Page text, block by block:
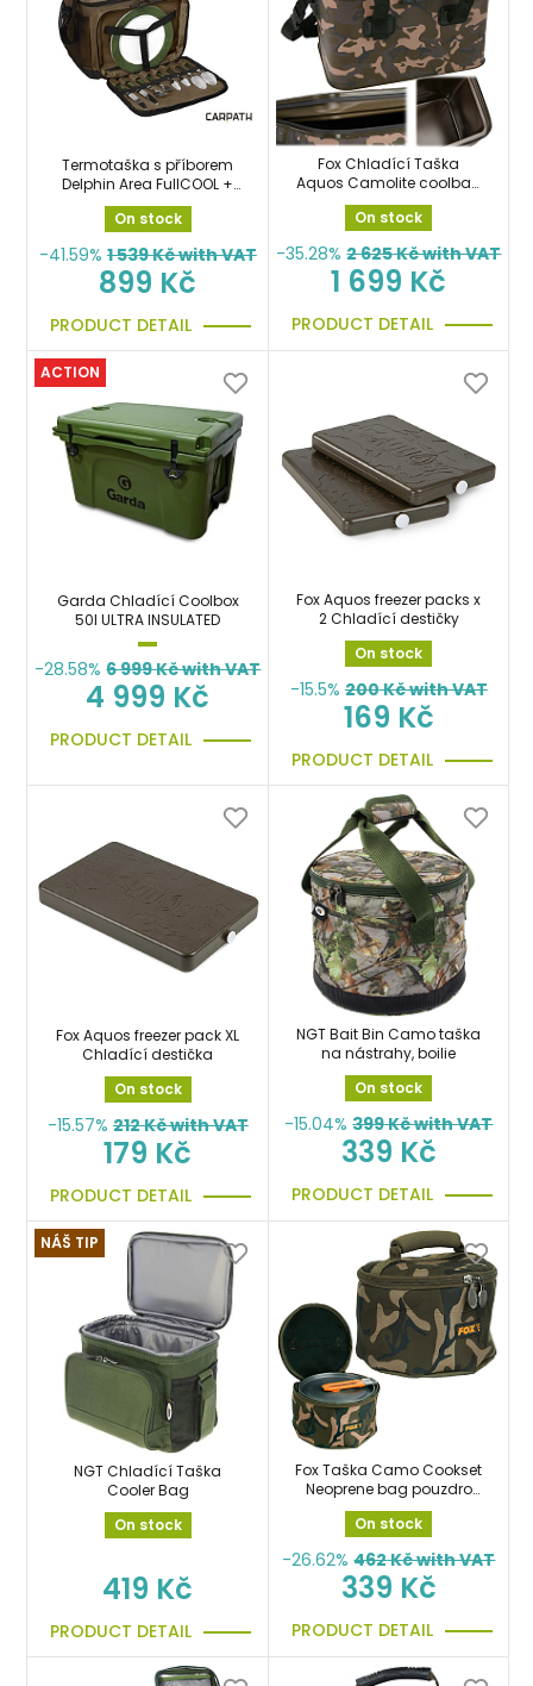
Termotaška s příborem
Delphin Area FullCOOL +
Carpath
On stock
-41.59% 1 539Kč with VAT
899 Kč
PRODUCT DETAIL
Fox Chladící Taška
Aquos Camolite coolbag
15L na boilies, krmení,
jídlo, pití
On stock
-35.28% 2 625Kč with VAT
1 699 Kč
PRODUCT DETAIL
ACTION
Garda Chladící Coolbox
50l ULTRA INSULATED
-28.58% 6 999Kč with VAT
4 999 Kč
PRODUCT DETAIL
Fox Aquos freezer packs x
2 Chladící destičky
On stock
-15.5% 200Kč with VAT
169 Kč
PRODUCT DETAIL
Fox Aquos freezer pack XL
Chladící destička
On stock
-15.57% 212Kč with VAT
179 Kč
PRODUCT DETAIL
NGT Bait Bin Camo taška
na nástrahy, boilie
On stock
-15.04% 399Kč with VAT
339 Kč
PRODUCT DETAIL
NÁŠ TIP
NGT Chladící Taška
Cooler Bag
On stock
419 Kč
PRODUCT DETAIL
Fox Taška Camo Cookset
Neoprene bag pouzdro
na nádobí
On stock
-26.62% 462Kč with VAT
339 Kč
PRODUCT DETAIL